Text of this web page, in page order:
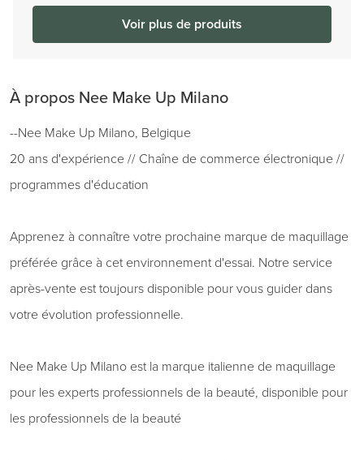
Voir plus de produits
À propos Nee Make Up Milano
--Nee Make Up Milano, Belgique
20 ans d'expérience // Chaîne de commerce électronique //
programmes d'éducation
Apprenez à connaître votre prochaine marque de maquillage
préférée grâce à cet environnement d'essai. Notre service
après-vente est toujours disponible pour vous guider dans
votre évolution professionnelle.
Nee Make Up Milano est la marque italienne de maquillage
pour les experts professionnels de la beauté, disponible pour
les professionnels de la beauté